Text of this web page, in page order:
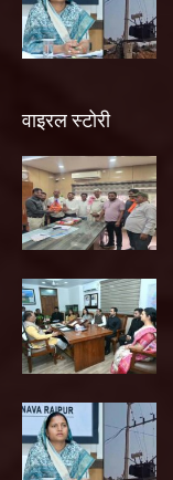
वाइरल स्टोरी